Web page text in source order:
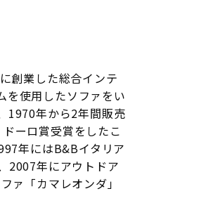
創業した総合インテ
を使用したソファをい
1970年から2年間販売
ーロ賞受賞をしたこ
年にはB&Bイタリア
2007年にアウトドア
ァ「カマレオンダ」